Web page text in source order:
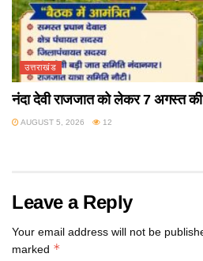
उत्तराखंड
नंदा देवी राजजात को लेकर 7 अगस्त
AUGUST 5, 2026 12
Leave a Reply
Your email address will not be
marked *